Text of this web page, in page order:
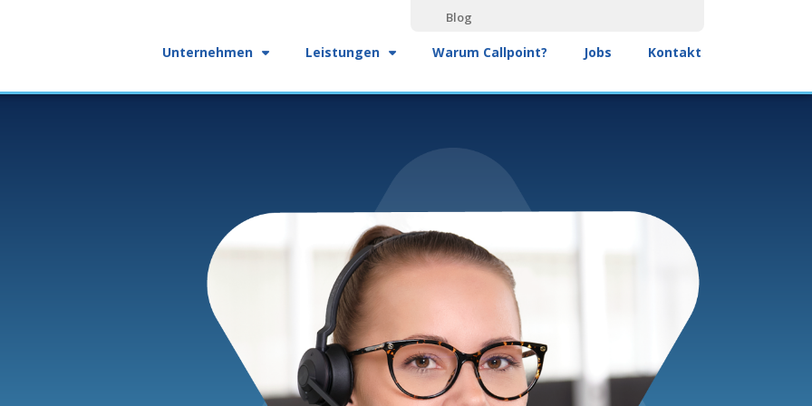
Blog
Unternehmen Leistungen Warum Callpoint? Jobs Kontakt